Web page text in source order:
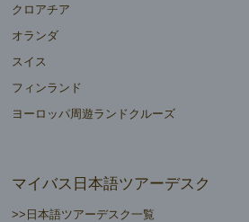
クロアチア
オランダ
スイス
フィンランド
ヨーロッパ周遊ランドクルーズ
マイバス日本語ツアーデスク
>>日本語ツアーデスク一覧